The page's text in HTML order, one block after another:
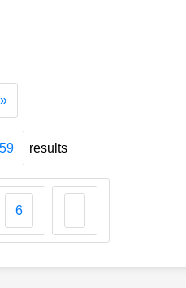
59 results
6